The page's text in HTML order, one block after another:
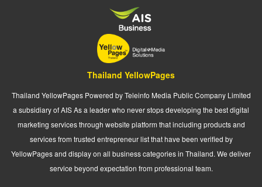
Thailand YellowPages
Thailand YellowPages Powered by Teleinfo Media Public Company Limited
a subsidiary of AIS As a leader who never stops developing the best digital
marketing services through website platform that including products and
services from trusted entrepreneur list that have been verified by
YellowPages and display on all business categories in Thailand. We deliver
service beyond expectation from professional team.